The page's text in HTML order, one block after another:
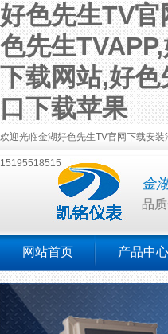
好色先生TV
色先生
下载网站,好
口下载苹果
欢迎光临金湖好色先生TV官网下载安装污仪表
15195518515
金
品质
网站首页 产品中心